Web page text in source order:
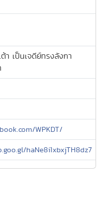
า เป็นเจดีย์ทรงลังกา
WPKDT/
haNe8i1xbxjTH8dz7